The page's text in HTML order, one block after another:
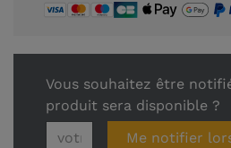
Vous souhaitez être
produit sera disponible ?
Me notifier